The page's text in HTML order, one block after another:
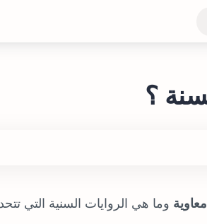
؟
وما هي الروايات السنية التي